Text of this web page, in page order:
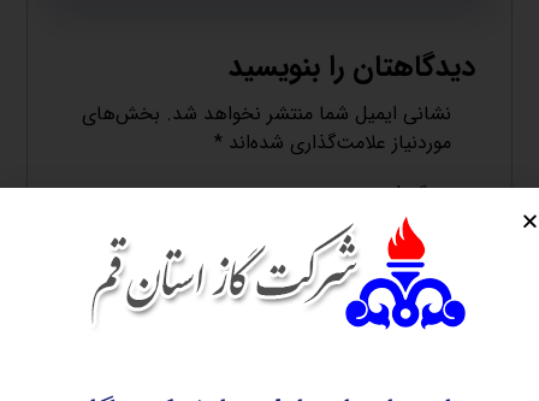
دیدگاهتان را بنویسید
نشانی ایمیل شما منتشر نخواهد شد. بخش‌های
موردنیاز علامت‌گذاری شده‌اند*
دیدگاه*